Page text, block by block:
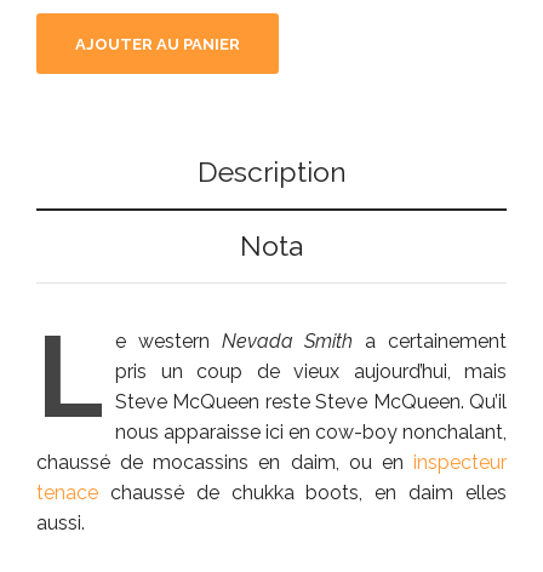
AJOUTER AU PANIER
Description
Nota
L e western Nevada Smith a certainement
pris un coup de vieux aujourd’hui, mais
Steve McQueen reste Steve McQueen. Qu’il
nous apparaisse ici en cow-boy nonchalant,
chaussé de mocassins en daim, ou en inspecteur
tenace chaussé de chukka boots, en daim elles
aussi.